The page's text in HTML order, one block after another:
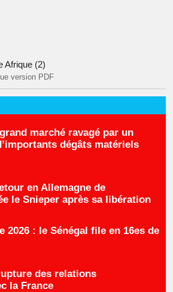
Afrique (2)
version PDF
marché ravagé par un
dégâts matériels
en Allemagne de
le Snieper après sa libération
2026 : le Sénégal file en 16es de
des relations
la France